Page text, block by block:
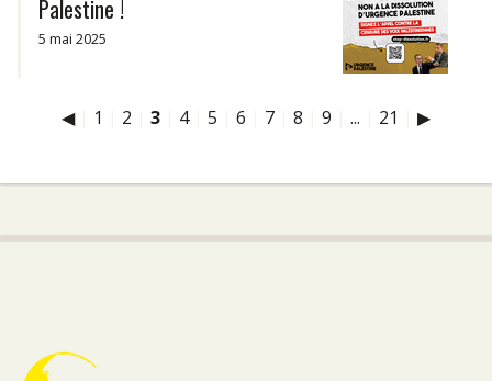
Palestine !
5 mai 2025
◀| 1 2 3 4| 5 6 7 8 9 ... 21 ▶